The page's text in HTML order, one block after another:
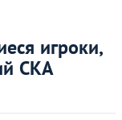
игроки,
СКА